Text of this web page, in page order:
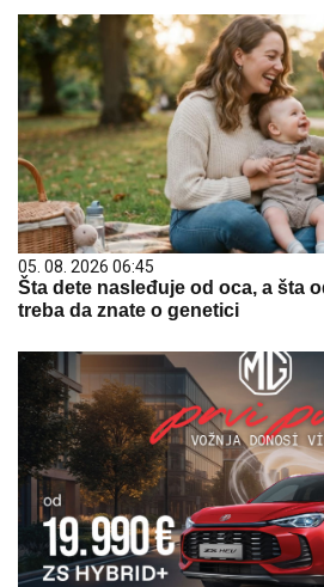
05. 08. 2026 06:45
Šta dete nasleđuje od oca, a šta
treba da znate o genetici